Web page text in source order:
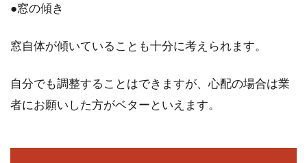
中古物件をセルフリノベーションし
近年は、築年数の古いマンションといった中古
●窓の傾き
窓自体が傾いていることも十分に考えられます。
自分でも調整することはできますが、心配の場合は業
者にお願いした方がベターといえます。